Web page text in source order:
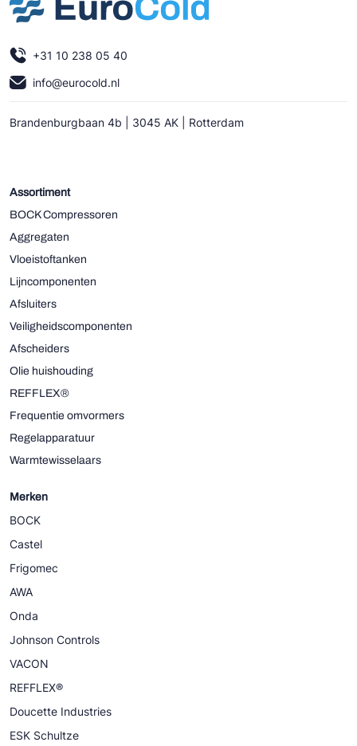
+31 10 238 05 40
info@eurocold.nl
Brandenburgbaan 4b | 3045 AK | Rotterdam
Assortiment
BOCK Compressoren
Aggregaten
Vloeistoftanken
Lijncomponenten
Afsluiters
Veiligheidscomponenten
Afscheiders
Olie huishouding
REFFLEX®
Frequentie omvormers
Regelapparatuur
Warmtewisselaars
Merken
BOCK
Castel
Frigomec
AWA
Onda
Johnson Controls
VACON
REFFLEX®
Doucette Industries
ESK Schultze